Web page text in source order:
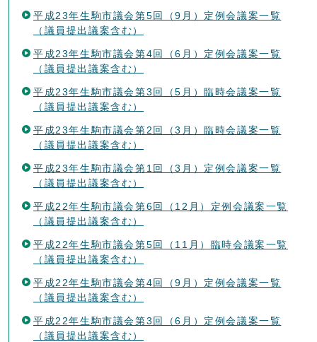
平成23年生駒市議会第5回（9月）定例会議案一覧
（議員提出議案含む）
平成23年生駒市議会第4回（6月）定例会議案一覧
（議員提出議案含む）
平成23年生駒市議会第3回（5月）臨時会議案一覧
（議員提出議案含む）
平成23年生駒市議会第2回（3月）臨時会議案一覧
（議員提出議案含む）
平成23年生駒市議会第1回（3月）定例会議案一覧
（議員提出議案含む）
平成22年生駒市議会第6回（12月）定例会議案一覧
（議員提出議案含む）
平成22年生駒市議会第5回（11月）臨時会議案一覧
（議員提出議案含む）
平成22年生駒市議会第4回（9月）定例会議案一覧
（議員提出議案含む）
平成22年生駒市議会第3回（6月）定例会議案一覧
（議員提出議案含む）